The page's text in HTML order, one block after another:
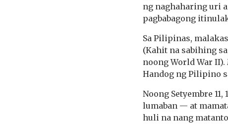
ng naghaharing uri
pagbabagong
Sa Pilipinas,
(Kahit na sabihing
noong World War
Handog ng Pilipino
Noong Setyembre
lumaban — at
huli na nang